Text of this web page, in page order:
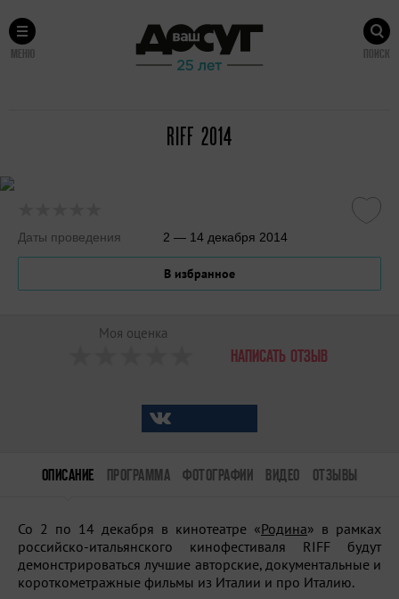
МЕНЮ ПОИСК
RIFF 2014
Даты проведения 2 — 14 декабря 2014
В избранное
Моя оценка
НАПИСАТЬ ОТЗЫВ
ОПИСАНИЕ ПРОГРАММА ФОТОГРАФИИ ВИДЕО ОТЗЫВЫ
Со 2 по 14 декабря в кинотеатре «Родина» в рамках
российско-итальянского кинофестиваля RIFF будут
демонстрироваться лучшие авторские, документальные и
короткометражные фильмы из Италии и про Италию.